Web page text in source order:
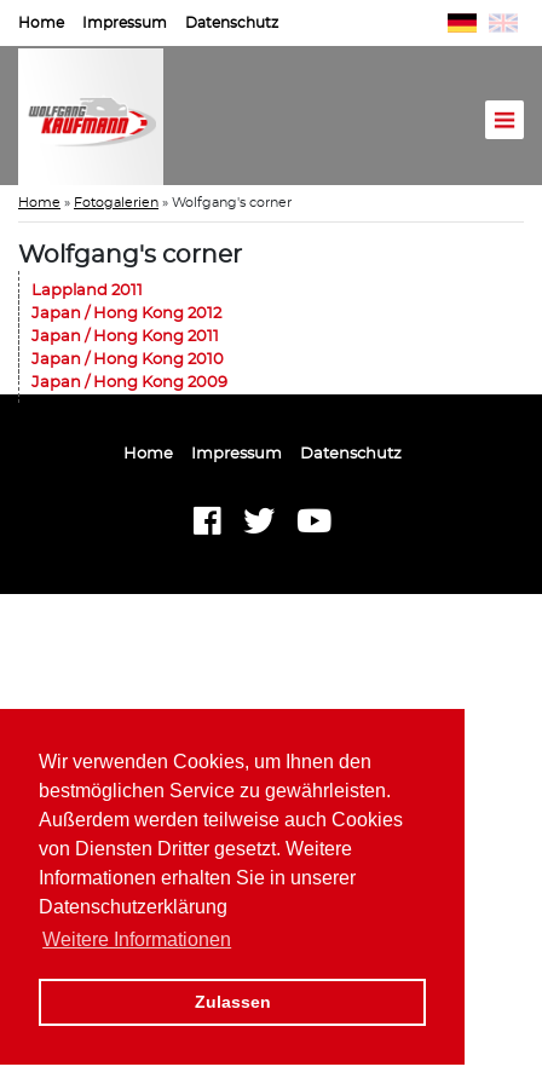
Wir verwenden Cookies, um Ihnen den
bestmöglichen Service zu gewährleisten.
Außerdem werden teilweise auch Cookies
von Diensten Dritter gesetzt. Weitere
Informationen erhalten Sie in unserer
Datenschutzerklärung
Weitere Informationen
Zulassen
Home Impressum Datenschutz
Home » Fotogalerien » Wolfgang's corner
Wolfgang's corner
Lappland 2011
Japan / Hong Kong 2012
Japan / Hong Kong 2011
Japan / Hong Kong 2010
Japan / Hong Kong 2009
Home Impressum Datenschutz